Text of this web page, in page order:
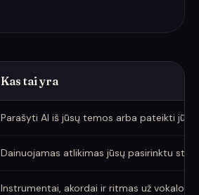
Kas tai yra
Parašyti AI iš jūsų temos arba pateikti jūsų
Dainuojamas atlikimas jūsų pasirinktu
Instrumentai, akordai ir ritmas už vokalo